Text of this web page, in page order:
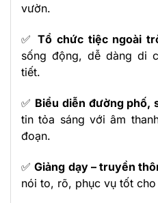
vườn.
✅Tổ chức tiệc ngoài
sống động, dễ dàng di
tiết.
✅ Biểu diễn đường phố,
tin tỏa sáng với âm
đoạn.
✅Giảng dạy – truyền
nói to, rõ, phục vụ tốt